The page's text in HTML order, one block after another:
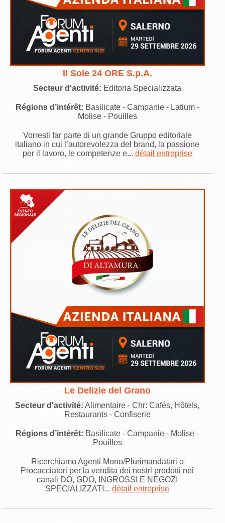
Il Sole 24 ORE S.p.A.
Secteur d'activité: Editoria Specializzata
Régions d’intérêt: Basilicate - Campanie - Latium -
Molise - Pouilles
Vorresti far parte di un grande Gruppo editoriale
italiano in cui l’autorevolezza del brand, la passione
per il lavoro, le competenze e... détail entreprise
Le Delizie del Grano
Secteur d'activité: Alimentaire - Chr: Cafés, Hôtels,
Restaurants - Confiserie
Régions d’intérêt: Basilicate - Campanie - Molise -
Pouilles
Ricerchiamo Agenti Mono/Plurimandatari o
Procacciatori per la vendita dei nostri prodotti nei
canali DO, GDO, INGROSSI E NEGOZI
SPECIALIZZATI...détail entreprise